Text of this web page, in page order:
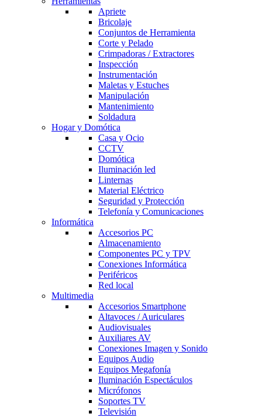
Apriete
Bricolaje
Conjuntos de Herramienta
Corte y Pelado
Crimpadoras / Extractores
Inspección
Instrumentación
Maletas y Estuches
Manipulación
Mantenimiento
Soldadura
Hogar y Domótica
Casa y Ocio
CCTV
Domótica
Iluminación led
Linternas
Material Eléctrico
Seguridad y Protección
Telefonía y Comunicaciones
Informática
Accesorios PC
Almacenamiento
Componentes PC y TPV
Conexiones Informática
Periféricos
Red local
Multimedia
Accesorios Smartphone
Altavoces / Auriculares
Audiovisuales
Auxiliares AV
Conexiones Imagen y Sonido
Equipos Audio
Equipos Megafonía
Iluminación Espectáculos
Micrófonos
Soportes TV
Televisión